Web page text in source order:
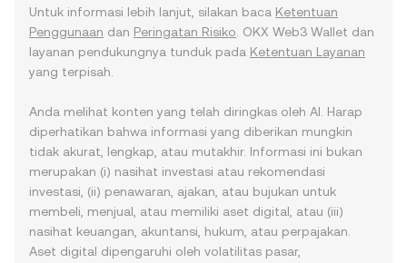
Untuk informasi lebih lanjut, silakan baca Ketentuan
Penggunaan dan Peringatan Risiko . OKX Web3 Wallet dan
layanan pendukungnya tunduk pada Ketentuan Layanan
yang terpisah.
Anda melihat konten yang telah diringkas oleh AI. Harap
diperhatikan bahwa informasi yang diberikan mungkin
tidak akurat, lengkap, atau mutakhir. Informasi ini bukan
merupakan (i) nasihat investasi atau rekomendasi
investasi, (ii) penawaran, ajakan, atau bujukan untuk
membeli, menjual, atau memiliki aset digital, atau (iii)
nasihat keuangan, akuntansi, hukum, atau perpajakan.
Aset digital dipengaruhi oleh volatilitas pasar,